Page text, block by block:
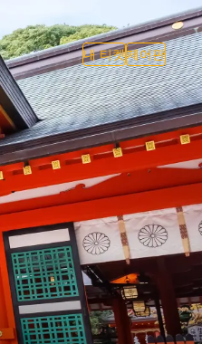
내 티켓제어판